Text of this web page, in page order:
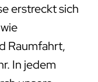
erstreckt sich
Raumfahrt,
In jedem